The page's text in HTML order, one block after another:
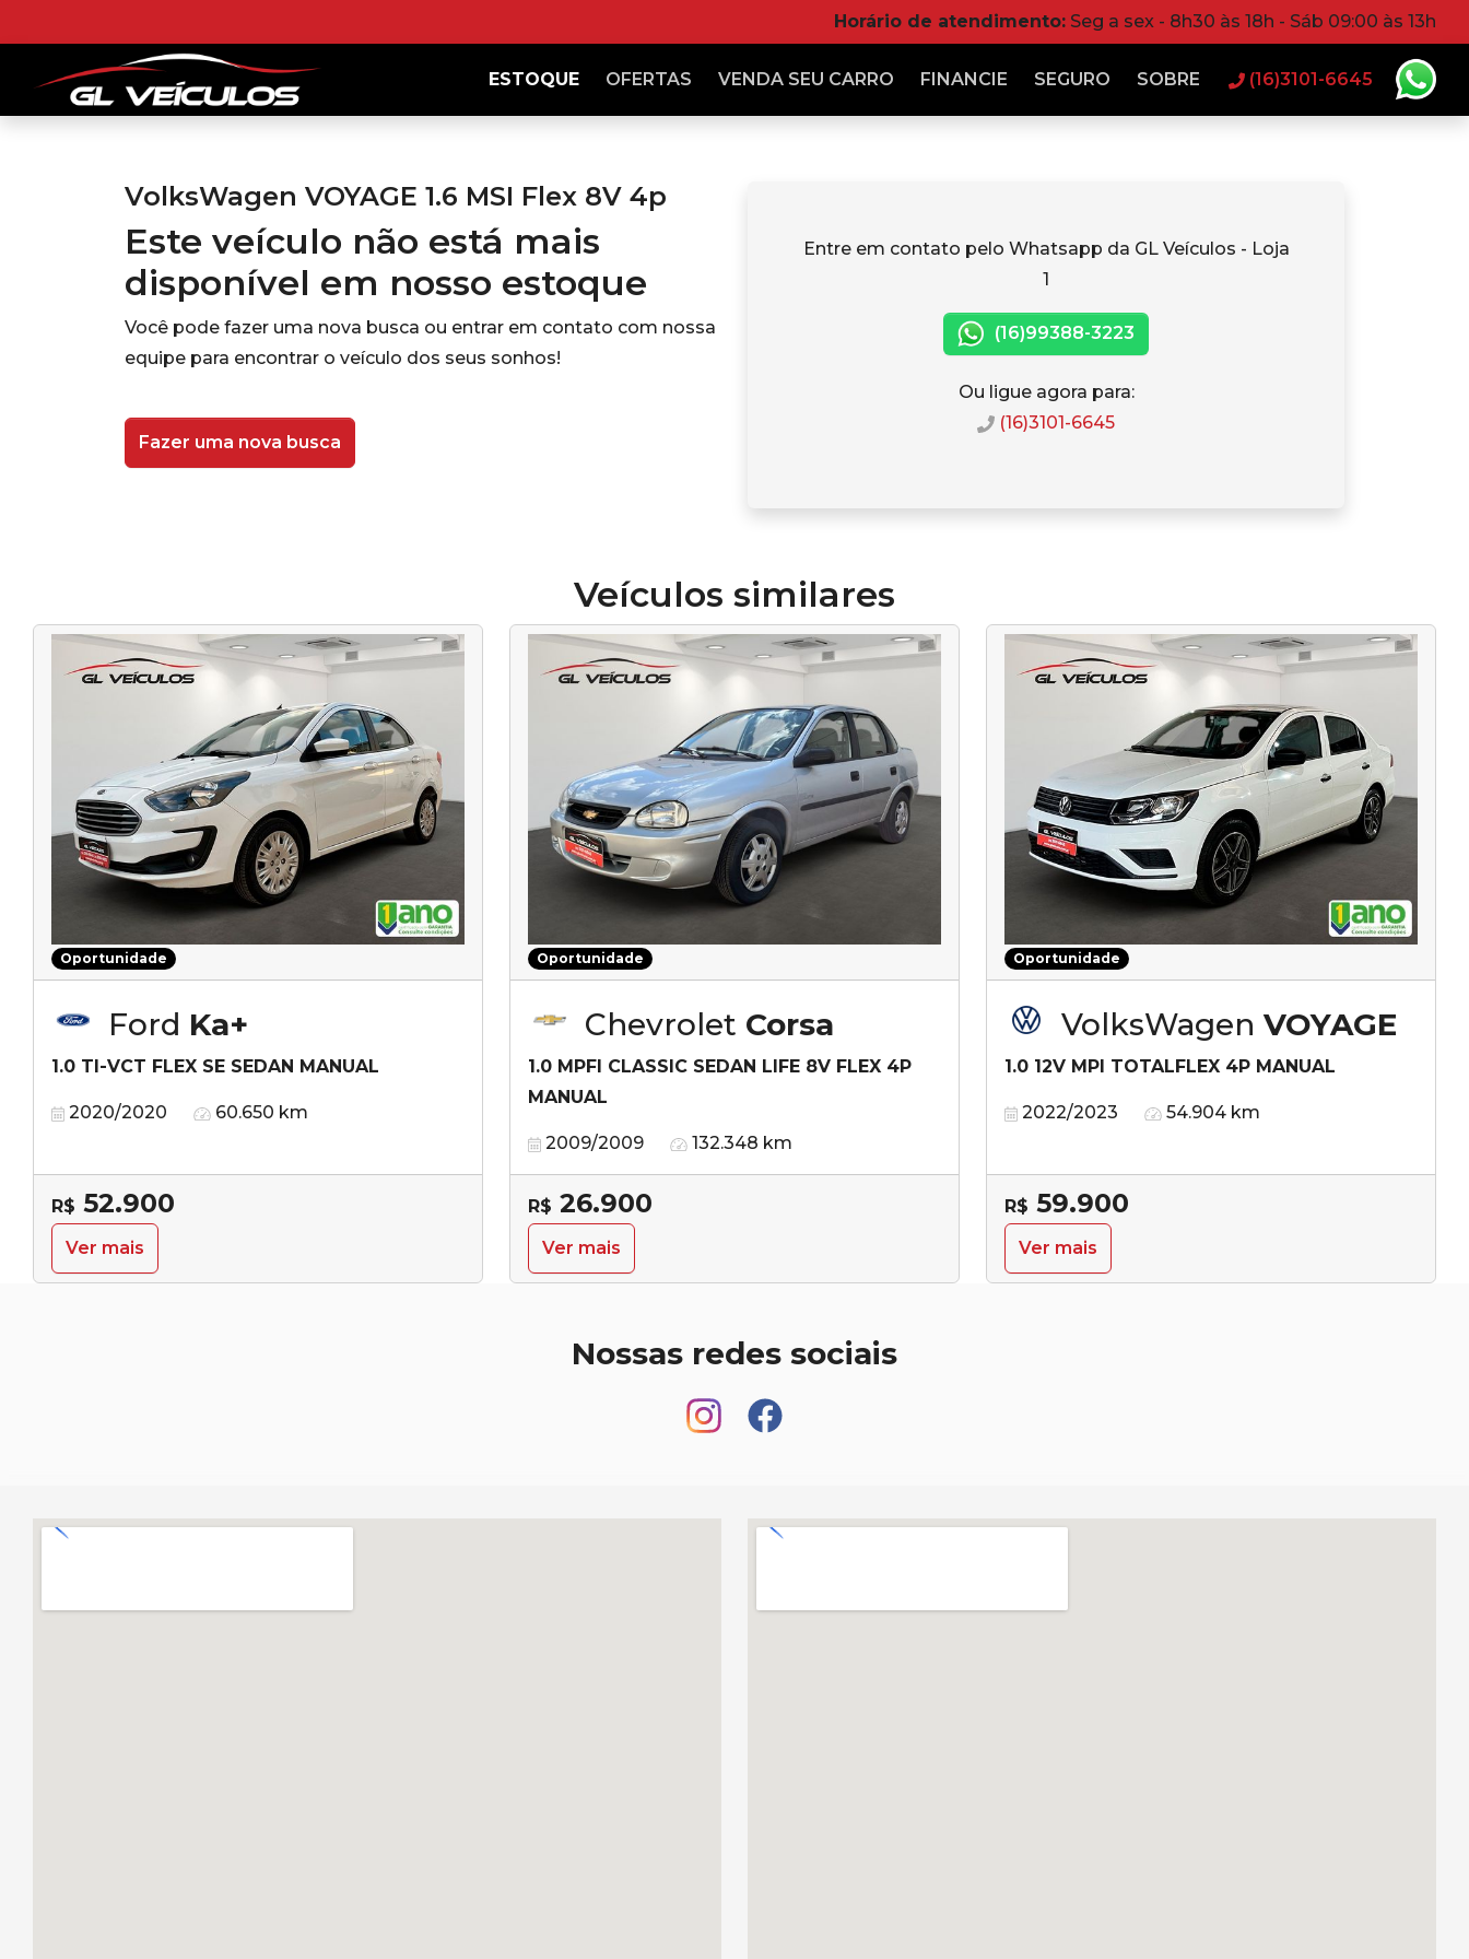
Horário de atendimento: Seg a sex - 8h30 às 18h - Sáb 09:00 às 13h
ESTOQUE OFERTAS VENDA SEU CARRO FINANCIE SEGURO SOBRE (16)3101-6645
VolksWagen VOYAGE 1.6 MSI Flex 8V 4p
Este veículo não está mais
disponível em nosso estoque
Você pode fazer uma nova busca ou entrar em contato com nossa
equipe para encontrar o veículo dos seus sonhos!
Fazer uma nova busca
Entre em contato pelo Whatsapp da GL Veículos - Loja
1
(16)99388-3223
Ou ligue agora para:
(16)3101-6645
Veículos similares
Oportunidade
Ford Ka+
1.0 TI-VCT FLEX SE SEDAN MANUAL
2020/2020 60.650 km
R$ 52.900
Ver mais
Oportunidade
Chevrolet Corsa
1.0 MPFI CLASSIC SEDAN LIFE 8V FLEX 4P
MANUAL
2009/2009 132.348 km
R$ 26.900
Ver mais
Oportunidade
VolksWagen VOYAGE
1.0 12V MPI TOTALFLEX 4P MANUAL
2022/2023 54.904 km
R$ 59.900
Ver mais
Nossas redes sociais